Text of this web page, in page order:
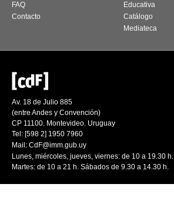
FAQ
Contacto
Educativa
Catálogo
Mediateca
Av. 18 de Julio 885
(entre Andes y Convención)
CP 11100. Montevideo. Uruguay
Tel: [598 2] 1950 7960
Mail: CdF@imm.gub.uy
Lunes, miércoles, jueves, viernes: de 10 a 19.30 h.
Martes: de 10 a 21 h. Sábados de 9.30 a 14.30 h.